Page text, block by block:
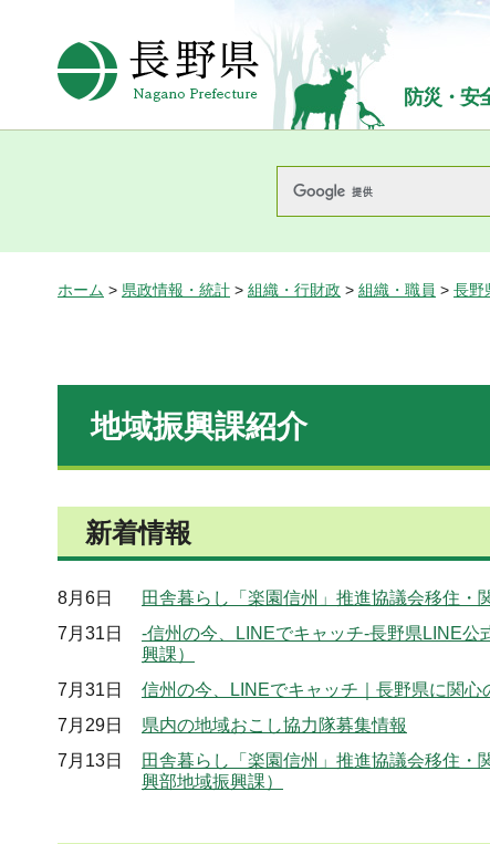
長野県Nagano Prefecture
防災・安
ホーム > 県政情報・統計 > 組織・行財政 > 組織・職員 > 長野
地域振興課紹介
新着情報
8月6日
田舎暮らし「楽園信州」推進協議会移住・
7月31日
-信州の今、LINEでキャッチ-長野県LINE
興課）
7月31日
信州の今、LINEでキャッチ｜長野県に関心
7月29日
県内の地域おこし協力隊募集情報
7月13日
田舎暮らし「楽園信州」推進協議会移住・
興部地域振興課）